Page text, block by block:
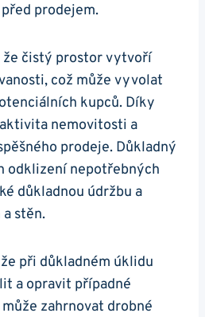
prodejem.
že čistý prostor vytvoří
což může vyvolat
kupců. Díky
nemovitosti a
prodeje. Důkladný
odklizení nepotřebných
důkladnou údržbu a
stěn.
při důkladném úklidu
a opravit případné
zahrnovat drobné